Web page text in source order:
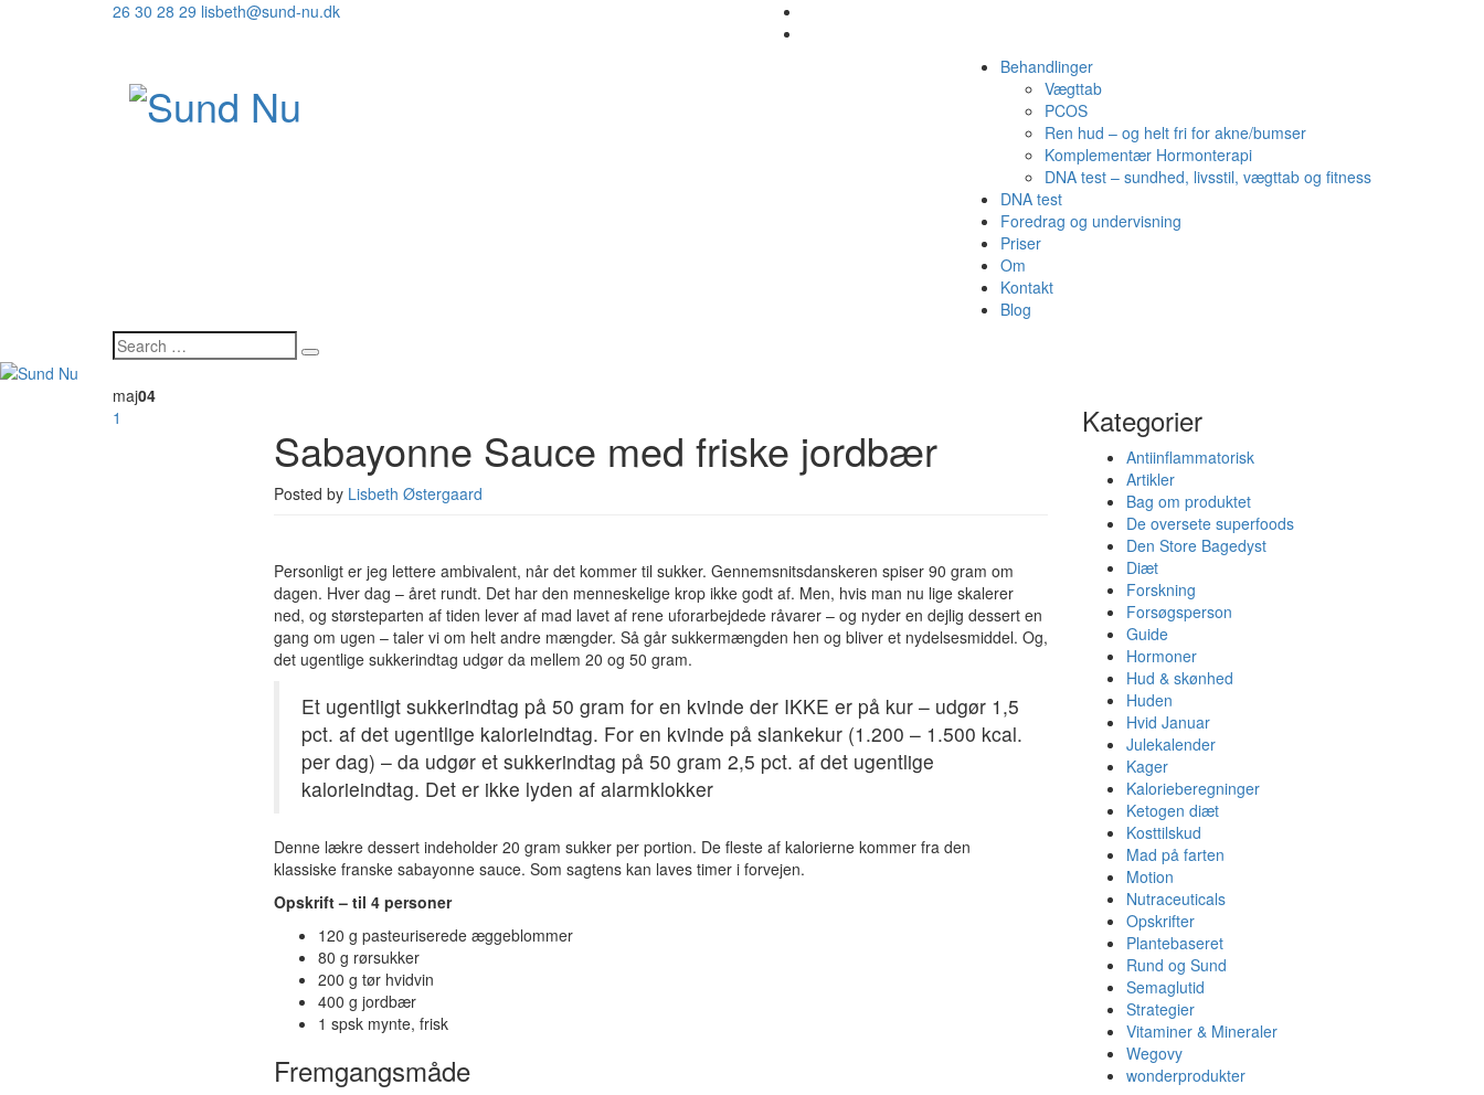
26 30 28 29 lisbeth@sund-nu.dk
Behandlinger
Vægttab
PCOS
Ren hud – og helt fri for akne/bumser
Komplementær Hormonterapi
DNA test – sundhed, livsstil, vægttab og fitness
DNA test
Foredrag og undervisning
Priser
Om
Kontakt
Blog
maj04
1
Sabayonne Sauce med friske jordbær
Posted by Lisbeth Østergaard
Personligt er jeg lettere ambivalent, når det kommer til sukker. Gennemsnitsdanskeren spiser 90 gram om
dagen. Hver dag – året rundt. Det har den menneskelige krop ikke godt af. Men, hvis man nu lige skalerer
ned, og størsteparten af tiden lever af mad lavet af rene uforarbejdede råvarer – og nyder en dejlig dessert en
gang om ugen – taler vi om helt andre mængder. Så går sukkermængden hen og bliver et nydelsesmiddel. Og,
det ugentlige sukkerindtag udgør da mellem 20 og 50 gram.
Et ugentligt sukkerindtag på 50 gram for en kvinde der IKKE er på kur – udgør 1,5
pct. af det ugentlige kalorieindtag. For en kvinde på slankekur (1.200 – 1.500 kcal.
per dag) – da udgør et sukkerindtag på 50 gram 2,5 pct. af det ugentlige
kalorieindtag. Det er ikke lyden af alarmklokker
Denne lækre dessert indeholder 20 gram sukker per portion. De fleste af kalorierne kommer fra den
klassiske franske sabayonne sauce. Som sagtens kan laves timer i forvejen.
Opskrift – til 4 personer
120 g pasteuriserede æggeblommer
80 g rørsukker
200 g tør hvidvin
400 g jordbær
1 spsk mynte, frisk
Fremgangsmåde
Kategorier
Antiinflammatorisk
Artikler
Bag om produktet
De oversete superfoods
Den Store Bagedyst
Diæt
Forskning
Forsøgsperson
Guide
Hormoner
Hud & skønhed
Huden
Hvid Januar
Julekalender
Kager
Kalorieberegninger
Ketogen diæt
Kosttilskud
Mad på farten
Motion
Nutraceuticals
Opskrifter
Plantebaseret
Rund og Sund
Semaglutid
Strategier
Vitaminer & Mineraler
Wegovy
wonderprodukter